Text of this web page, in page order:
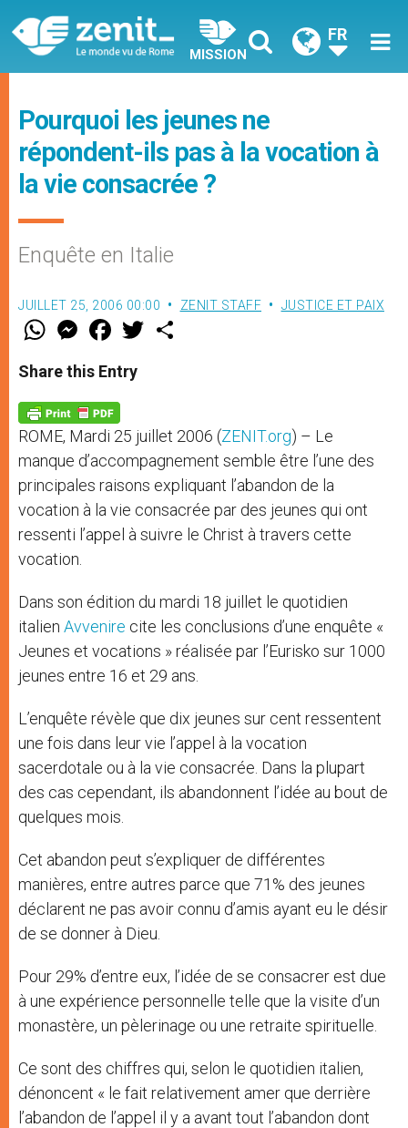
MISSION
FR
Pourquoi les jeunes ne
répondent-ils pas à la vocation à
la vie consacrée ?
Enquête en Italie
JUILLET 25, 2006 00:00 ZENIT STAFF JUSTICE ET PAIX
W
t
s
p
p
M
e
s
e
g
e
r
F
a
e
b
o
k
w
Share this Entry
ROME, Mardi 25 juillet 2006 (ZENIT.org) – Le
manque d’accompagnement semble être l’une des
principales raisons expliquant l’abandon de la
vocation à la vie consacrée par des jeunes qui ont
ressenti l’appel à suivre le Christ à travers cette
vocation.
Dans son édition du mardi 18 juillet le quotidien
italien Avvenire cite les conclusions d’une enquête «
Jeunes et vocations » réalisée par l’Eurisko sur 1000
jeunes entre 16 et 29 ans.
L’enquête révèle que dix jeunes sur cent ressentent
une fois dans leur vie l’appel à la vocation
sacerdotale ou à la vie consacrée. Dans la plupart
des cas cependant, ils abandonnent l’idée au bout de
quelques mois.
Cet abandon peut s’expliquer de différentes
manières, entre autres parce que 71% des jeunes
déclarent ne pas avoir connu d’amis ayant eu le désir
de se donner à Dieu.
Pour 29% d’entre eux, l’idée de se consacrer est due
à une expérience personnelle telle que la visite d’un
monastère, un pèlerinage ou une retraite spirituelle.
Ce sont des chiffres qui, selon le quotidien italien,
dénoncent « le fait relativement amer que derrière
l’abandon de l’appel il y a avant tout l’abandon dont